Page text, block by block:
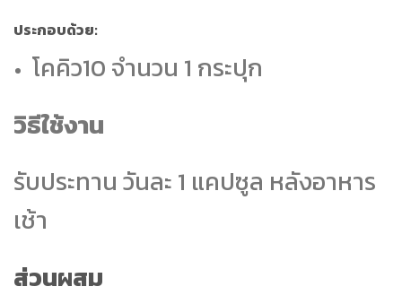
ประกอบด้วย:
โคคิว10 จำนวน 1 กระปุก
วิธีใช้งาน
รับประทาน วันละ 1 แคปซูล หลังอาหาร
เช้า
ส่วนผสม